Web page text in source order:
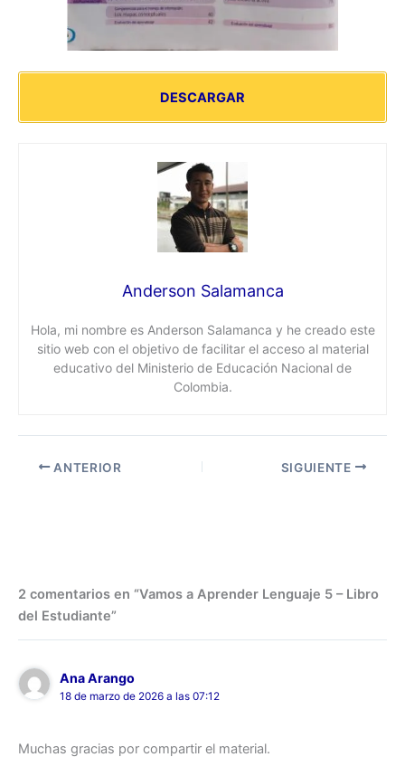
DESCARGAR
Anderson Salamanca
Hola, mi nombre es Anderson Salamanca y he creado este
sitio web con el objetivo de facilitar el acceso al material
educativo del Ministerio de Educación Nacional de
Colombia.
ANTERIOR SIGUIENTE
2 comentarios en “Vamos a Aprender Lenguaje 5 – Libro
del Estudiante”
Ana Arango
18 de marzo de 2026 a las 07:12
Muchas gracias por compartir el material.